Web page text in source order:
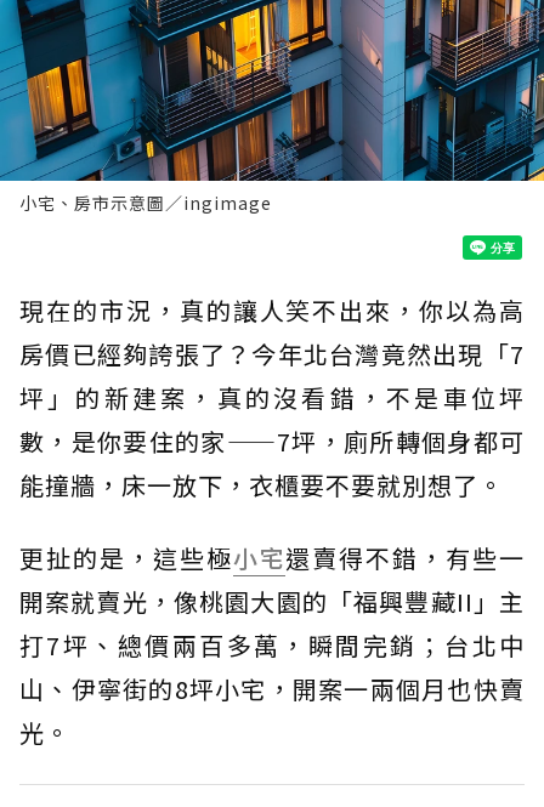
小宅、房市示意圖／ingimage
現在的市況，真的讓人笑不出來，你以為高
房價已經夠誇張了？今年北台灣竟然出現「7
坪」的新建案，真的沒看錯，不是車位坪
數，是你要住的家——7坪，廁所轉個身都可
能撞牆，床一放下，衣櫃要不要就別想了。
更扯的是，這些極小宅還賣得不錯，有些一
開案就賣光，像桃園大園的「福興豐藏II」主
打7坪、總價兩百多萬，瞬間完銷；台北中
山、伊寧街的8坪小宅，開案一兩個月也快賣
光。